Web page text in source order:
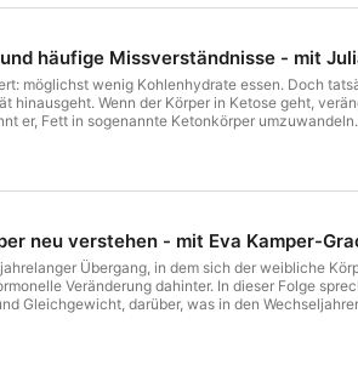
mehr Eiweiß essen – aber bitte alltagstauglich
auf 111 Seiten, wie du eiweißreiche Mahlzeiten
halten und ohne typischen Protein-Hype
häufige Missverständnisse - mit
möglichst wenig Kohlenhydrate essen. Doch
Wenn der Körper in Ketose geht,
er, Fett in sogenannte Ketonkörper
Erkrankungen und Insulinresistenz
gehenwarum Ketonkörper mehr sind als nur ein
und Insulinresistenz spielen
untersucht werdenwie sich ketogene
machenund für wen ketogene Ernährung
möchten, was hinter ketogener
neu verstehen - mit ⁠Eva Kamper-
Übergang, in dem sich der weibliche
Veränderung dahinter. In dieser Folge
Gleichgewicht, darüber, was in den
oft alles verschärfen – den